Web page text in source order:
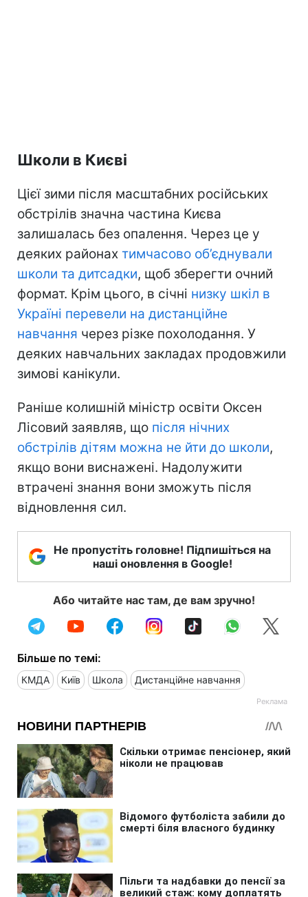
Школи в Києві
Цієї зими після масштабних російських
обстрілів значна частина Києва
залишалась без опалення. Через це у
деяких районах тимчасово об’єднували
школи та дитсадки, щоб зберегти очний
формат. Крім цього, в січні низку шкіл в
Україні перевели на дистанційне
навчання через різке похолодання. У
деяких навчальних закладах продовжили
зимові канікули.
Раніше колишній міністр освіти Оксен
Лісовий заявляв, що після нічних
обстрілів дітям можна не йти до школи,
якщо вони виснажені. Надолужити
втрачені знання вони зможуть після
відновлення сил.
Не пропустіть головне! Підпишіться на
наші оновлення в Google!
Або читайте нас там, де вам зручно!
Більше по темі:
КМДА Київ Школа Дистанційне навчання